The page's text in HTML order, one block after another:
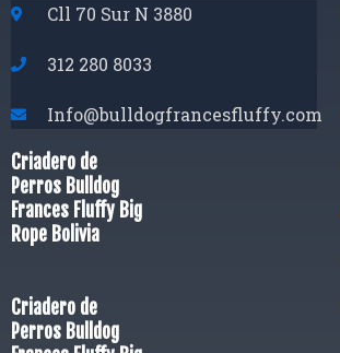
Cll 70 Sur N 3880
312 280 8033
Info@bulldogfrancesfluffy.com
Criadero de
Perros Bulldog
Frances Fluffy Big
Rope Bolivia
Criadero de
Perros Bulldog